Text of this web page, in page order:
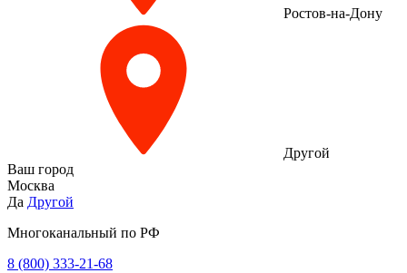
Ростов-на-Дону
Другой
Ваш город
Москва
Да Другой
Многоканальный по РФ
8 (800) 333‑21-68